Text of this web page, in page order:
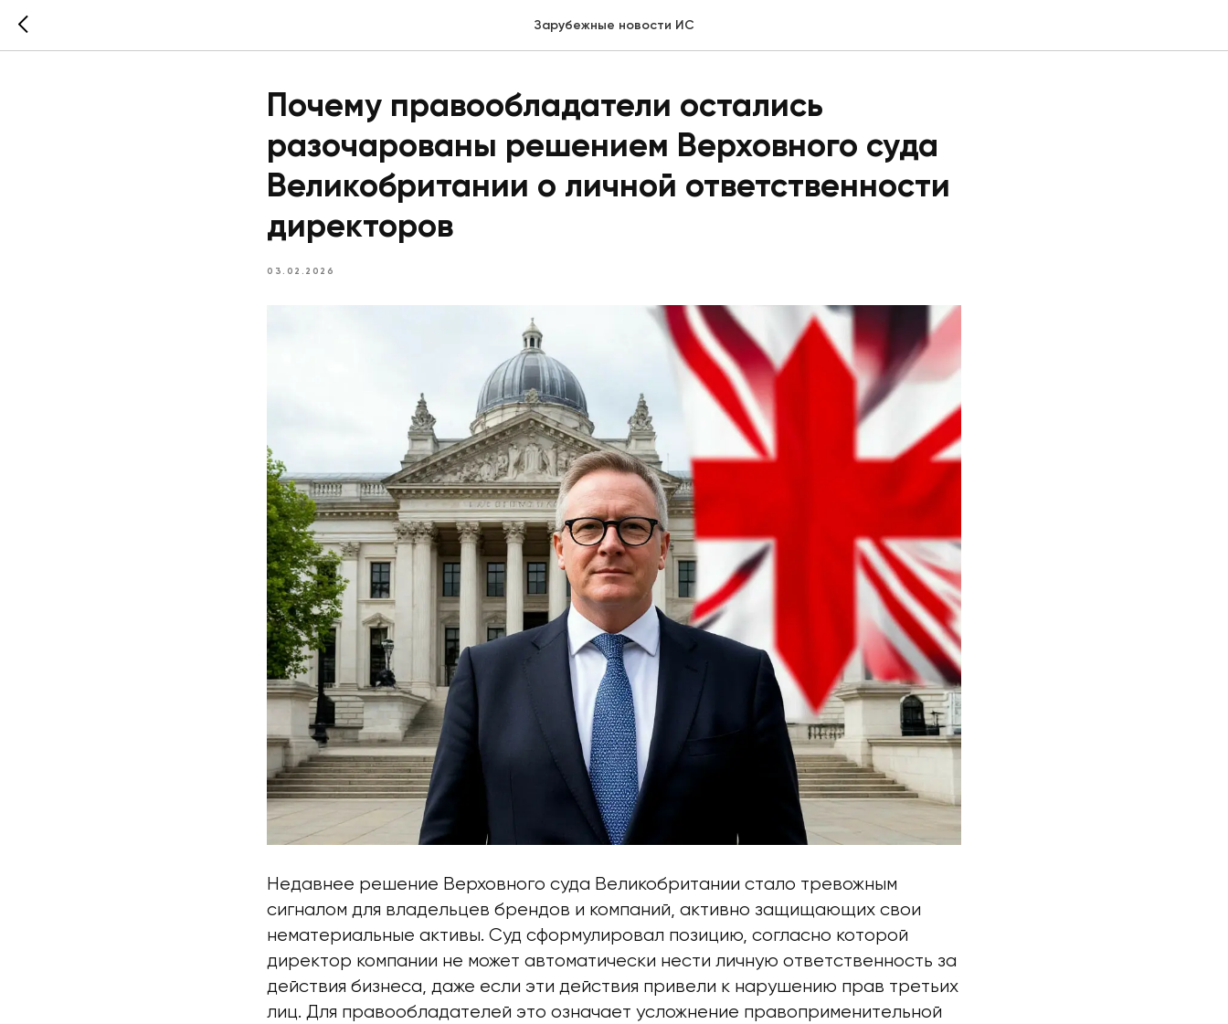
Зарубежные новости ИС
Почему правообладатели остались
разочарованы решением Верховного суда
Великобритании о личной ответственности
директоров
03.02.2026
Недавнее решение Верховного суда Великобритании стало тревожным
сигналом для владельцев брендов и компаний, активно защищающих свои
нематериальные активы. Суд сформулировал позицию, согласно которой
директор компании не может автоматически нести личную ответственность за
действия бизнеса, даже если эти действия привели к нарушению прав третьих
лиц. Для правообладателей это означает усложнение правоприменительной